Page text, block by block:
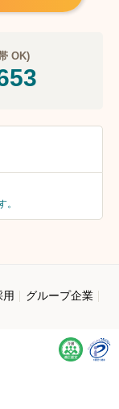
OK)
。
用
グループ企業